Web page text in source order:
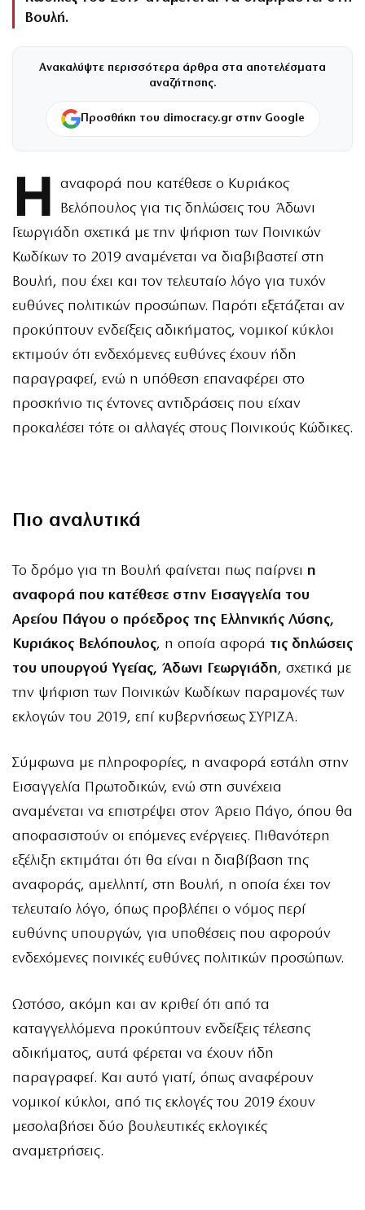
Βουλή.
Ανακαλύψτε περισσότερα άρθρα στα αποτελέσματα
αναζήτησης.
Προσθήκη του dimocracy.gr στην Google
Η
αναφορά που κατέθεσε ο Κυριάκος
Βελόπουλος για τις δηλώσεις του Άδωνι
Γεωργιάδη σχετικά με την ψήφιση των Ποινικών
Κωδίκων το 2019 αναμένεται να διαβιβαστεί στη
Βουλή, που έχει και τον τελευταίο λόγο για τυχόν
ευθύνες πολιτικών προσώπων. Παρότι εξετάζεται αν
προκύπτουν ενδείξεις αδικήματος, νομικοί κύκλοι
εκτιμούν ότι ενδεχόμενες ευθύνες έχουν ήδη
παραγραφεί, ενώ η υπόθεση επαναφέρει στο
προσκήνιο τις έντονες αντιδράσεις που είχαν
προκαλέσει τότε οι αλλαγές στους Ποινικούς Κώδικες.
Πιο αναλυτικά
Το δρόμο για τη Βουλή φαίνεται πως παίρνει η
αναφορά που κατέθεσε στην Εισαγγελία του
Αρείου Πάγου ο πρόεδρος της Ελληνικής Λύσης,
Κυριάκος Βελόπουλος, η οποία αφορά τις δηλώσεις
του υπουργού Υγείας, Άδωνι Γεωργιάδη, σχετικά με
την ψήφιση των Ποινικών Κωδίκων παραμονές των
εκλογών του 2019, επί κυβερνήσεως ΣΥΡΙΖΑ.
Σύμφωνα με πληροφορίες, η αναφορά εστάλη στην
Εισαγγελία Πρωτοδικών, ενώ στη συνέχεια
αναμένεται να επιστρέψει στον Άρειο Πάγο, όπου θα
αποφασιστούν οι επόμενες ενέργειες. Πιθανότερη
εξέλιξη εκτιμάται ότι θα είναι η διαβίβαση της
αναφοράς, αμελλητί, στη Βουλή, η οποία έχει τον
τελευταίο λόγο, όπως προβλέπει ο νόμος περί
ευθύνης υπουργών, για υποθέσεις που αφορούν
ενδεχόμενες ποινικές ευθύνες πολιτικών προσώπων.
Ωστόσο, ακόμη και αν κριθεί ότι από τα
καταγγελλόμενα προκύπτουν ενδείξεις τέλεσης
αδικήματος, αυτά φέρεται να έχουν ήδη
παραγραφεί. Και αυτό γιατί, όπως αναφέρουν
νομικοί κύκλοι, από τις εκλογές του 2019 έχουν
μεσολαβήσει δύο βουλευτικές εκλογικές
αναμετρήσεις.